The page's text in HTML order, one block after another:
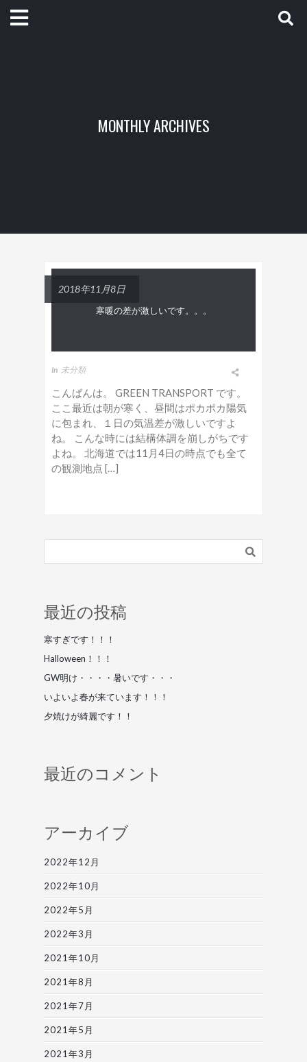
MONTHLY ARCHIVES
2018年11月8日
寒暖の差が激しいです。。。
In 未分類
こんばんは。 GREEN TRANSPORT です。
ここ最近は朝が寒く、昼間はポカポカ陽気
に包まれ、１日の気温差が激しいですよ
ね。 こんな時には結構体調を崩しがちです
よね。 北海道では11月4日の時点でも全て
の観測地点 […]
最近の投稿
寒すぎです！！！
Halloween！！！
GW明け・・・・暑いです・・・
いよいよ春が来ています！！！
夕焼けが綺麗です！！
最近のコメント
アーカイブ
2022年12月
2022年10月
2022年5月
2022年3月
2021年10月
2021年8月
2021年7月
2021年5月
2021年3月